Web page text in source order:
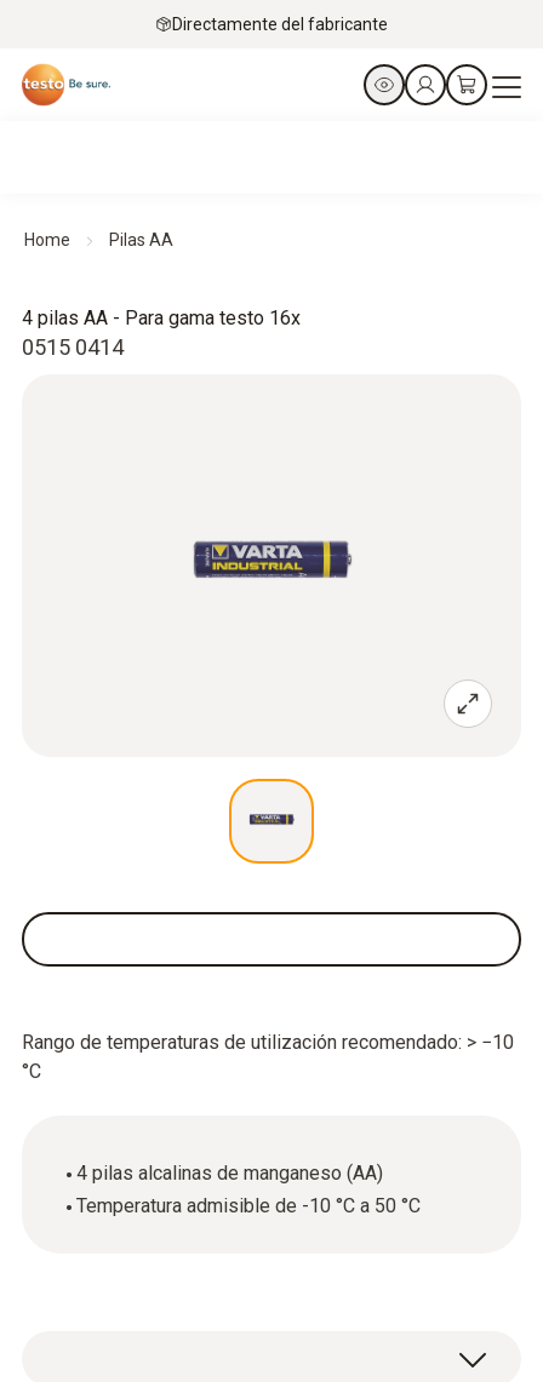
Directamente del fabricante
Home Pilas AA
0515 0414
4 pilas AA - Para gama testo 16x
Rango de temperaturas de utilización recomendado: > −10
°C
4 pilas alcalinas de manganeso (AA)
Temperatura admisible de -10 °C a 50 °C